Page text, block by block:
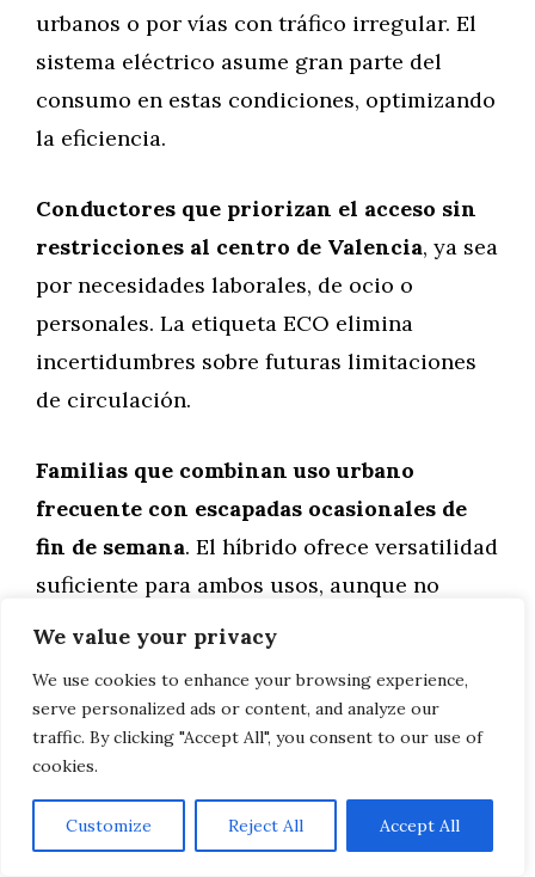
We value your privacy
We use cookies to enhance your browsing experience,
serve personalized ads or content, and analyze our
traffic. By clicking "Accept All", you consent to our use of
cookies.
Customize Reject All Accept All
urbanos o por vías con tráfico irregular. El
sistema eléctrico asume gran parte del
consumo en estas condiciones, optimizando
la eficiencia.
Conductores que priorizan el acceso sin
restricciones al centro de Valencia, ya sea
por necesidades laborales, de ocio o
personales. La etiqueta ECO elimina
incertidumbres sobre futuras limitaciones
de circulación.
Familias que combinan uso urbano
frecuente con escapadas ocasionales de
fin de semana. El híbrido ofrece versatilidad
suficiente para ambos usos, aunque no
alcance la eficiencia del diésel en autopista.
Quienes buscan minimizar el
mantenimiento y la visita al taller. La
menor exigencia mecánica y los intervalos
de servicio más espaciados representan
comodidad y ahorro.